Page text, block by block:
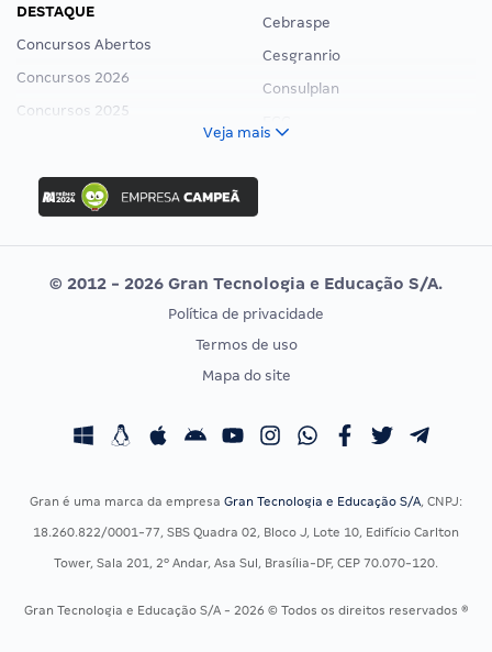
DESTAQUE
Concursos Abertos
Concursos 2026
Concursos 2025
Concurso Ibama
Concurso MPU
Editais publicados
Cebraspe
Cesgranrio
Consulplan
Vunesp
CONCURSOS POR PROFISSÃO
Concursos Fiscais
Concursos Saúde
Residência Multiprofissional
EXAME DE ORDEM
Calendário OAB
Veja mais
© 2012 - 2026 Gran Tecnologia e Educação S/A.
Política de privacidade
Termos de uso
Mapa do site
Gran é uma marca da empresa Gran Tecnologia e Educação S/A, CNPJ:
18.260.822/0001-77, SBS Quadra 02, Bloco J, Lote 10, Edifício Carlton
Tower, Sala 201, 2º Andar, Asa Sul, Brasília-DF, CEP 70.070-120.
Gran Tecnologia e Educação S/A - 2026 © Todos os direitos reservados ®